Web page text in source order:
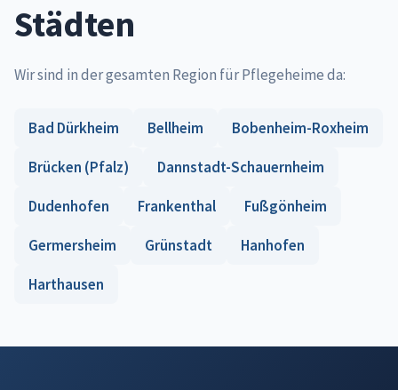
Städten
Wir sind in der gesamten Region für Pflegeheime da:
Bad Dürkheim Bellheim
Bobenheim-Roxheim
Brücken (Pfalz)
Dannstadt-Schauernheim
Dudenhofen
Frankenthal
Fußgönheim
Germersheim
Grünstadt
Hanhofen
Harthausen